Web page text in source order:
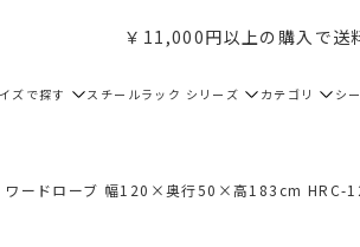
￥11,000円以上の購入で送
ズで探す スチールラック シリーズ カテゴリ シ
ワードローブ 幅120×奥行50×高183cm HRC-